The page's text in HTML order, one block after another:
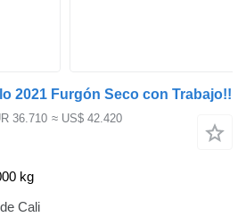
2021 Furgón Seco con Trabajo!!
36.710 ≈ US$ 42.420
kg
Cali